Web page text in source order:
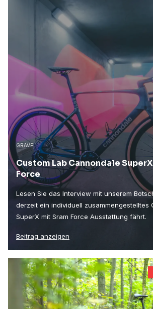
GRAVEL
Custom Lab Cannondale
Force
Lesen Sie das Interview mit unserem
derzeit ein individuell zusammengestelltes
SuperX mit Sram Force Ausstattung fährt.
Beitrag anzeigen